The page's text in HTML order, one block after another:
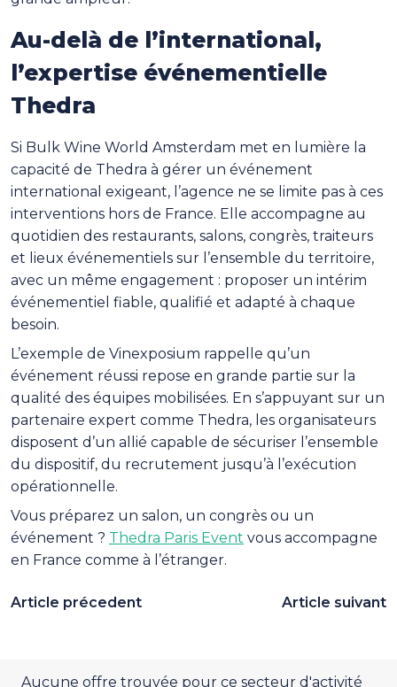
Au-delà de l’international,
l’expertise événementielle
Thedra
Si Bulk Wine World Amsterdam met en lumière la
capacité de Thedra à gérer un événement
international exigeant, l’agence ne se limite pas à ces
interventions hors de France. Elle accompagne au
quotidien des restaurants, salons, congrès, traiteurs
et lieux événementiels sur l’ensemble du territoire,
avec un même engagement : proposer un intérim
événementiel fiable, qualifié et adapté à chaque
besoin.
L’exemple de Vinexposium rappelle qu’un
événement réussi repose en grande partie sur la
qualité des équipes mobilisées. En s’appuyant sur un
partenaire expert comme Thedra, les organisateurs
disposent d’un allié capable de sécuriser l’ensemble
du dispositif, du recrutement jusqu’à l’exécution
opérationnelle.
Vous préparez un salon, un congrès ou un
événement ? Thedra Paris Event vous accompagne
en France comme à l’étranger.
Article précedent Article suivant
Aucune offre trouvée pour ce secteur d'activité